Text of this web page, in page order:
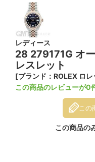
レディース
28 279171G オ
レスレット
[ブランド：ROLEX ロ
この商品のレビューが0
この
この商品の